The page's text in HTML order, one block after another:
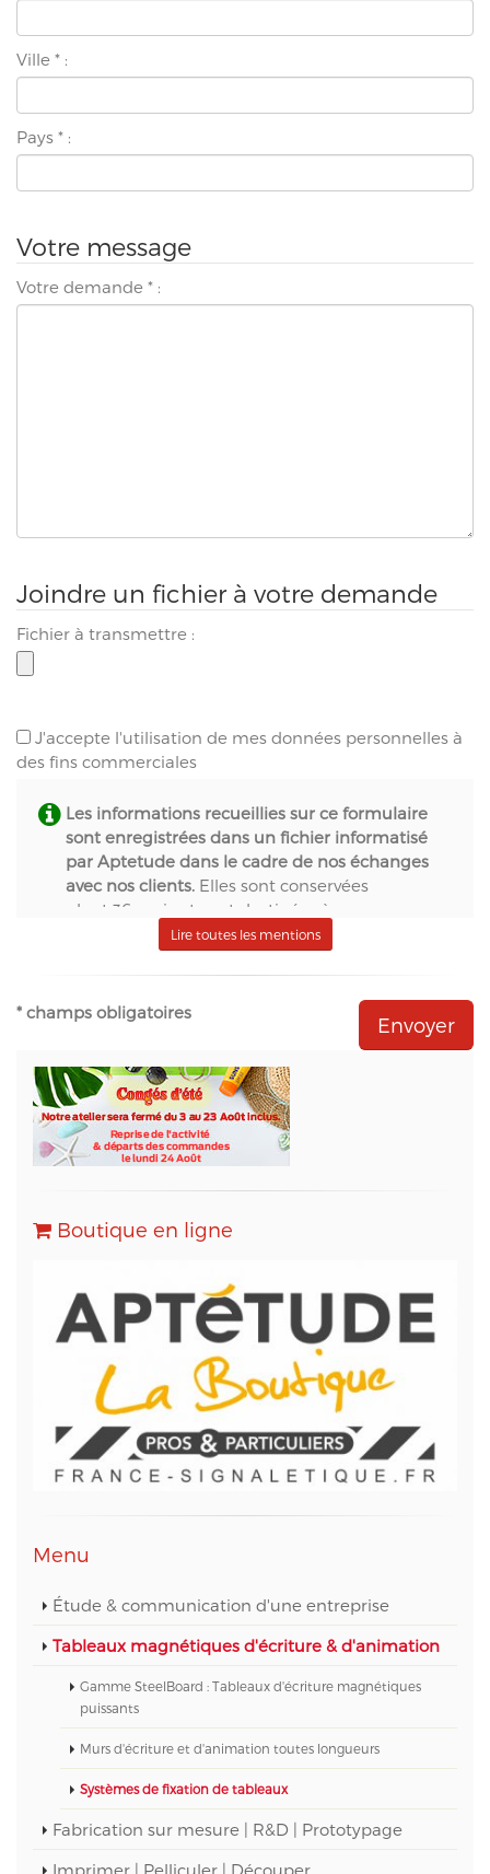
Ville * :
Pays * :
Votre message
Votre demande * :
Joindre un fichier à votre demande
Fichier à transmettre :
J'accepte l'utilisation de mes données personnelles à
des fins commerciales
Les informations recueillies sur ce formulaire
sont enregistrées dans un fichier informatisé
par Aptetude dans le cadre de nos échanges
avec nos clients. Elles sont conservées
pendant 36 mois et sont destinées à :
- S.A.S. Aptetude (www.france-signaletique.com)
en qualité de propriétaire du site web et
récipiendaire des formulaires,
- Natural-net (www.natural-net.fr) en qualité
- Kiubi (www.kiubi.com) en qualité d'opérateur
technique du site web,
- OVH (www.ovh.com) en qualité d'hébergeur du
site web,
- Sarbacane (www.sarbacane.com) en tant que
d'Emailing, Newsletters, SMS, Emails
Transactionnels (SMTP) et pour le Marketing
Automation.
Conformément à la loi « informatique et libertés »,
vous pouvez exercer votre droit d'accès aux
données vous concernant et les faire rectifier en
contactant M. Christophe PATRY, responsable
technique web et des données informatiques, au
05 56 67 68 01 ou par mail sur info@aptetude.net.
Lire toutes les mentions
* champs obligatoires
Boutique en ligne
Menu
Étude & communication d'une entreprise
Tableaux magnétiques d'écriture & d'animation
Gamme SteelBoard : Tableaux d'écriture magnétiques
puissants
Murs d'écriture et d'animation toutes longueurs
Systèmes de fixation de tableaux
Fabrication sur mesure | R&D | Prototypage
Imprimer | Pelliculer | Découper